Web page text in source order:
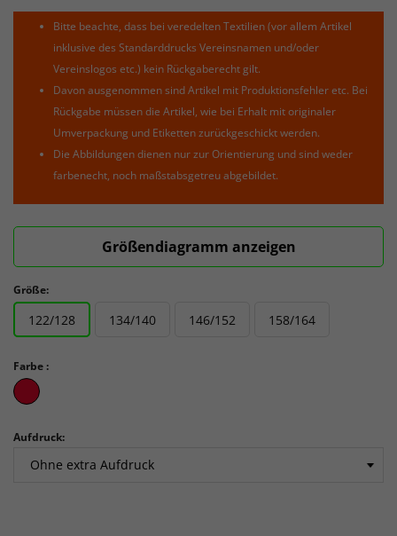
Bitte beachte, dass bei veredelten Textilien (vor allem Artikel
inklusive des Standarddrucks Vereinsnamen und/oder
Vereinslogos etc.) kein Rückgaberecht gilt.
Davon ausgenommen sind Artikel mit Produktionsfehler etc. Bei
Rückgabe müssen die Artikel, wie bei Erhalt mit originaler
Umverpackung und Etiketten zurückgeschickt werden.
Die Abbildungen dienen nur zur Orientierung und sind weder
farbenecht, noch maßstabsgetreu abgebildet.
Größendiagramm anzeigen
Größe:
122/128 134/140 146/152 158/164
Farbe :
Bright
Red3
Aufdruck: